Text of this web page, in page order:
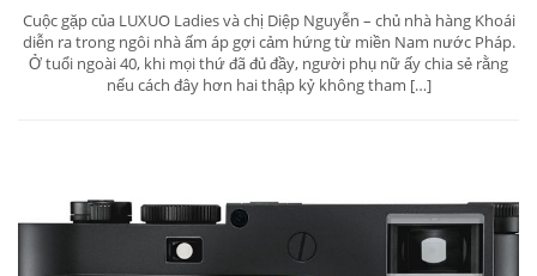
Cuộc gặp của LUXUO Ladies và chị Diệp Nguyễn – chủ nhà hàng Khoái
diễn ra trong ngôi nhà ấm áp gợi cảm hứng từ miền Nam nước Pháp.
Ở tuổi ngoài 40, khi mọi thứ đã đủ đầy, người phụ nữ ấy chia sẻ rằng
nếu cách đây hơn hai thập kỷ không tham […]